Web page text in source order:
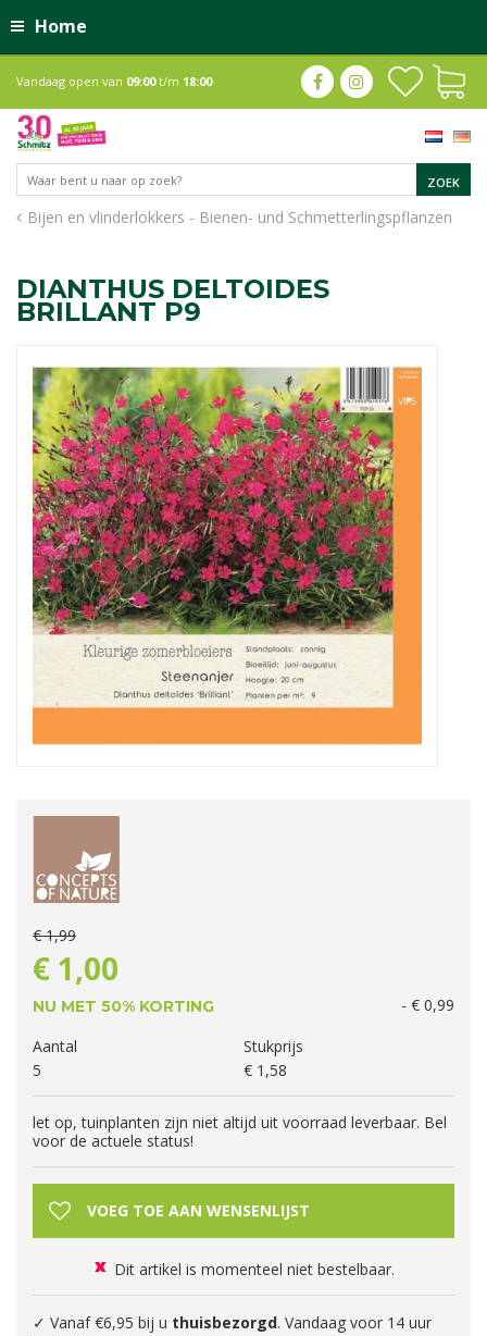
Home
Bijen en vlinderlokkers - Bienen- und Schmetterlingspflanzen
Vandaag open van 09:00t/m 18:00
DIANTHUS DELTOIDES
BRILLANT P9
€ 1,99
€ 1,00
NU MET 50% KORTING - € 0,99
Aantal
Stukprijs
5
€ 1 ,58
let op, tuinplanten zijn niet altijd uit voorraad leverbaar. Bel
voor de actuele status!
Dit artikel is momenteel niet bestelbaar.
✓ Vanaf €6,95 bij u thuisbezorgd. Vandaag voor 14 uur